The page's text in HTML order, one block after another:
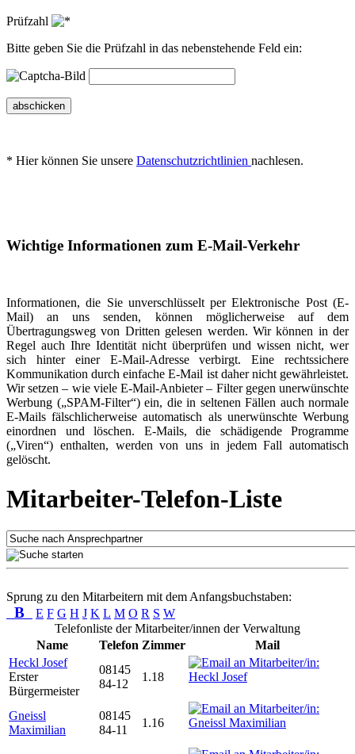
Prüfzahl
Bitte geben Sie die Prüfzahl in das nebenstehende Feld ein:
abschicken
* Hier können Sie unsere Datenschutzrichtlinien nachlesen.
Wichtige Informationen zum E-Mail-Verkehr
Informationen, die Sie unverschlüsselt per Elektronische Post (E-
Mail) an uns senden, können möglicherweise auf dem
Übertragungsweg von Dritten gelesen werden. Wir können in der
Regel auch Ihre Identität nicht überprüfen und wissen nicht, wer
sich hinter einer E-Mail-Adresse verbirgt. Eine rechtssichere
Kommunikation durch einfache E-Mail ist daher nicht gewährleistet.
Wir setzen – wie viele E-Mail-Anbieter – Filter gegen unerwünschte
Werbung („SPAM-Filter“) ein, die in seltenen Fällen auch normale
E-Mails fälschlicherweise automatisch als unerwünschte Werbung
einordnen und löschen. E-Mails, die schädigende Programme
(„Viren“) enthalten, werden von uns in jedem Fall automatisch
gelöscht.
Mitarbeiter-Telefon-Liste
Sprung zu den Mitarbeitern mit dem Anfangsbuchstaben:
B E F G H J K L M O R S W
Telefonliste der Mitarbeiter/innen der Verwaltung
Name
Telefon Zimmer
Mail
Heckl Josef
Erster
Bürgermeister
08145
84-12
1.18
Gneissl
Maximilian
08145
84-11
1.16